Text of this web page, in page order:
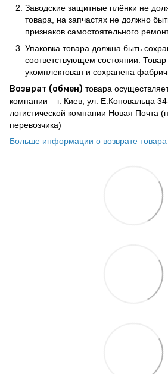
Заводские защитные плёнки не
товара, на запчастях не должно
признаков самостоятельного
Упаковка товара должна быть
соответствующем состоянии.
укомплектован и сохранена
Возврат (обмен) товара
компании – г. Киев, ул. Е.Коновальца
логистической компании Новая Почта
перевозчика)
Больше информации о возврате товара